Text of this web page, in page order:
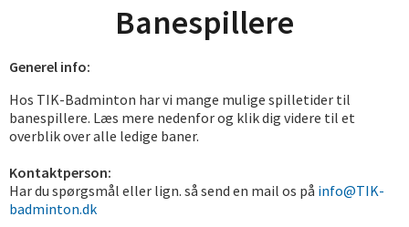
Banespillere
Generel info:
Hos TIK-Badminton har vi mange mulige spilletider til
banespillere. Læs mere nedenfor og klik dig videre til et
overblik over alle ledige baner.
Kontaktperson:
Har du spørgsmål eller lign. så send en mail os på info@TIK-
badminton.dk